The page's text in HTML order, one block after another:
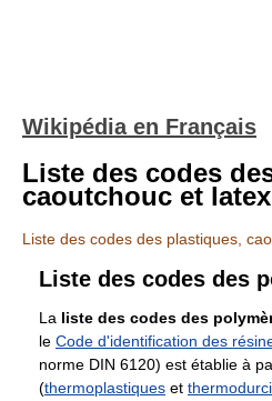
Wikipédia en Français
Liste des codes
caoutchouc et latex
Liste des codes des plastiques,
Liste des codes des
La liste des codes des
le Code d'identification des
norme DIN 6120) est établie à
(thermoplastiques et